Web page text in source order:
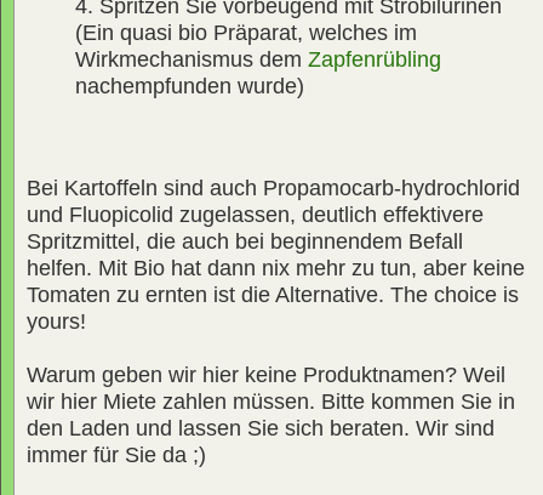
4. Spritzen Sie vorbeugend mit Strobilurinen
(Ein quasi bio Präparat, welches im
Wirkmechanismus dem Zapfenrübling
nachempfunden wurde)
Bei Kartoffeln sind auch Propamocarb-hydrochlorid
und Fluopicolid zugelassen, deutlich effektivere
Spritzmittel, die auch bei beginnendem Befall
helfen. Mit Bio hat dann nix mehr zu tun, aber keine
Tomaten zu ernten ist die Alternative. The choice is
yours!
Warum geben wir hier keine Produktnamen? Weil
wir hier Miete zahlen müssen. Bitte kommen Sie in
den Laden und lassen Sie sich beraten. Wir sind
immer für Sie da ;)